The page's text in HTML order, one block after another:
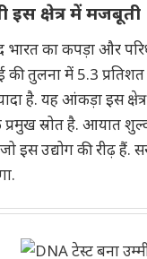
इस क्षेत्र में मजबूती
का कपड़ा और
की तुलना में 5.3
है. यह आंकड़ा इस
स्रोत है. आयात
इस उद्योग की रीढ़